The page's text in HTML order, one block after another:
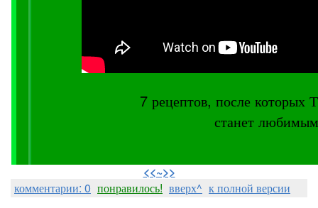
7 рецептов, после
станет
<<~>>
комментарии: 0 понравилось! вверх^ к полной версии